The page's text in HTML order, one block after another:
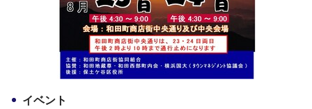
イベント